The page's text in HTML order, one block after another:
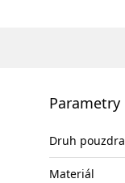
Parametry
Druh pouzdra
Materiál